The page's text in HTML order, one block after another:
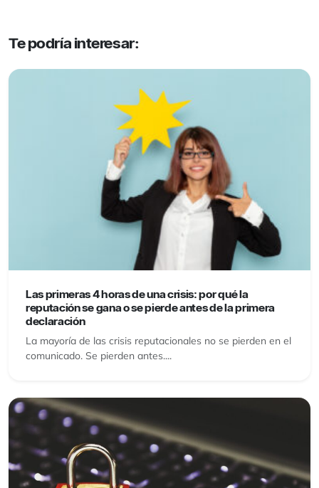
Te podría interesar:
Las primeras 4 horas de una crisis: por qué la
reputación se gana o se pierde antes de la primera
declaración
La mayoría de las crisis reputacionales no se pierden en el
comunicado. Se pierden antes....